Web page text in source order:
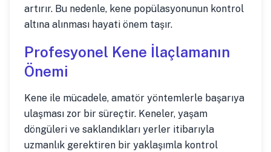
artırır. Bu nedenle, kene popülasyonunun kontrol
altına alınması hayati önem taşır.
Profesyonel Kene İlaçlamanın
Önemi
Kene ile mücadele, amatör yöntemlerle başarıya
ulaşması zor bir süreçtir. Keneler, yaşam
döngüleri ve saklandıkları yerler itibarıyla
uzmanlık gerektiren bir yaklaşımla kontrol